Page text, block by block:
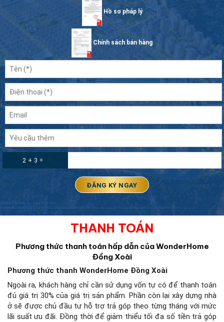
Hồ sơ pháp lý
Chính sách bán hàng
2 + 3 =
THANH TOÁN
Phương thức thanh toán hấp dẫn của WonderHome
Đồng Xoài
Phương thức thanh WonderHome Đồng Xoài
Ngoài ra, khách hàng chỉ cần sử dụng vốn tự có để thanh toán
đủ giá trị 30% của giá trị sản phẩm. Phần còn lại xây dựng nhà
ở sẽ được chủ đầu tư hỗ trợ trả góp theo từng tháng với mức
lãi suất ưu đãi. Đồng thời để giảm thiểu tối đa số tiền trả góp